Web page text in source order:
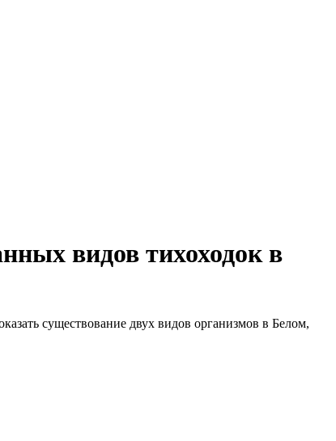
видов тихоходок в
существование двух видов организмов в Белом,